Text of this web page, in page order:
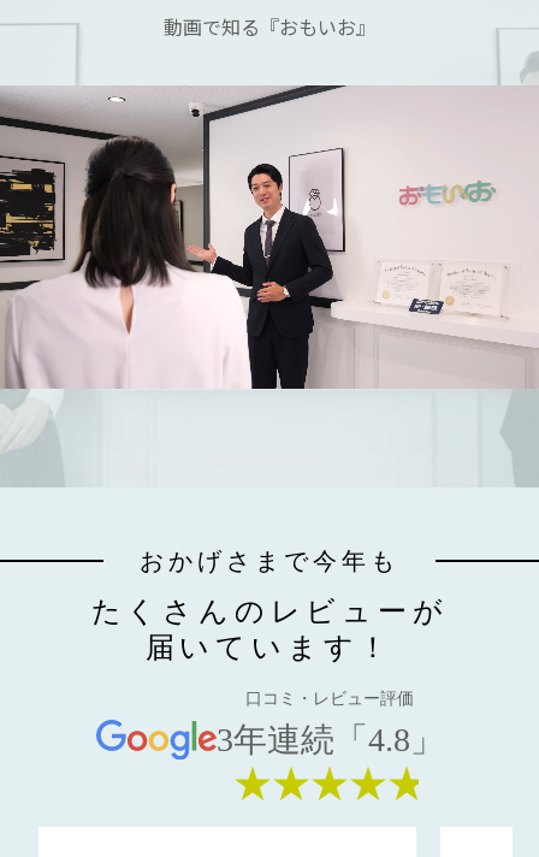
動画で知る『おもいお』
おかげさまで今年も
たくさんのレビューが
届いています！
口コミ・レビュー評価
3年連続「4.8」
★★★★★